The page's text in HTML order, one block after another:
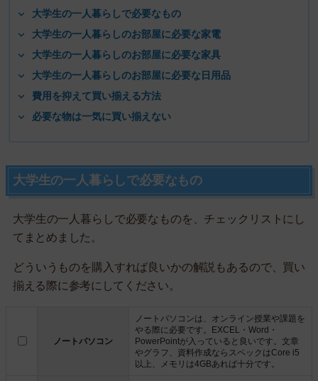
大学生の一人暮らしで必要なもの
大学生の一人暮らしのお部屋に必要な家電
大学生の一人暮らしのお部屋に必要な家具
大学生の一人暮らしのお部屋に必要な日用品
費用を抑えて買い揃える方法
必要な物は一気に買い揃えない
大学生の一人暮らしで必要なもの
大学生の一人暮らしで必要なものを、チェックリストにし
てまとめました。
どういうものを購入すれば良いかの解説もあるので、買い
揃える際に参考にしてください。
ノートパソコン
ノートパソコンは、オンライン授業や課題を
やる際に必要です。EXCEL・Word・
PowerPointが入っていると良いです。文章
やグラフ、資料作成ならスペックはCore i5
以上、メモリは4GBあれば十分です。